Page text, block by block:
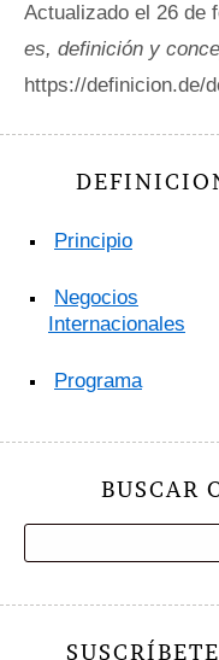
Actualizado el 26 de
es, definición y
https://definicion.de/
Principio
Negocios
Internacionales
Programa
BUSCAR